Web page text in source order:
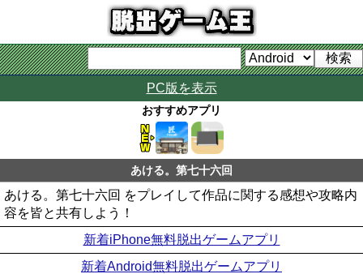
PC版を表示
おすすめアプリ
あける。第七十六回
あける。第七十六回 をプレイして作品に関する感想や攻略内
容を皆と共有しよう！
新着iPhone無料脱出ゲームアプリ
新着Android無料脱出ゲームアプリ